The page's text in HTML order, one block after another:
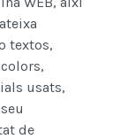
textos,
usats,
de